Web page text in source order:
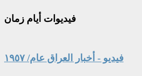
فيديوات أيام زمان
فيديو - أخبار العراق عام/ ١٩٥٧